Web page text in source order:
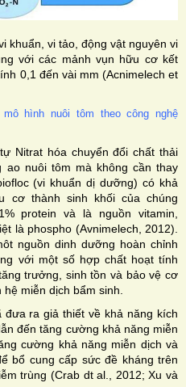
khuẩn, vi tảo, động vật nguyên vi
với các mảnh vụn hữu cơ kết
0,1 đến vài mm (Acnimelech et
hình nuôi tôm theo công nghệ
Nitrat hóa chuyển đổi chất thải
ao nuôi tôm mà không cần thay
(vi khuẩn dị dưỡng) có khả
cơ thành sinh khối của chúng
protein và là nguồn vitamin,
là phospho (Avnimelech, 2012).
nguồn dinh dưỡng hoàn chỉnh
với một số hợp chất hoạt tính
trưởng, sinh tồn và bảo vệ cơ
miễn dịch bẩm sinh.
ra giả thiết về khả năng kích
đến tăng cường khả năng miễn
cường khả năng miễn dịch và
bổ cung cấp sức đề kháng trên
trùng (Crab dt al., 2012; Xu và